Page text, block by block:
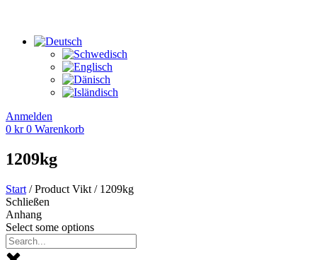
Anmelden
0 kr 0 Warenkorb
1209kg
Start / Product Vikt / 1209kg
Schließen
Anhang
Select some options